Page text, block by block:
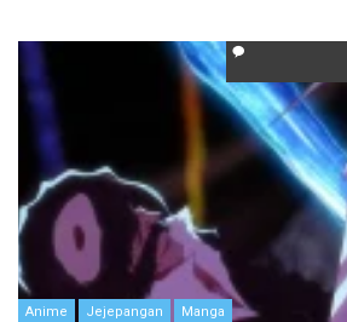
Anime Jejepangan Manga